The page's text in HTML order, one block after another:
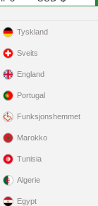
Tyskland
Sveits
England
Portugal
Funksjonshemmet
Marokko
Tunisia
Algerie
Egypt